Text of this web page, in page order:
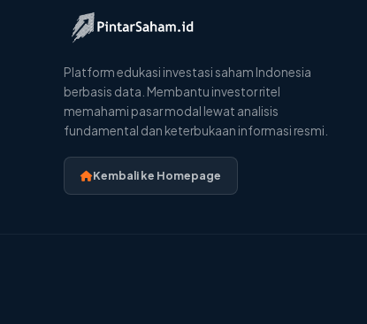
Platform edukasi investasi saham Indonesia
berbasis data. Membantu investor ritel
memahami pasar modal lewat analisis
fundamental dan keterbukaan informasi resmi.
Kembali ke Homepage